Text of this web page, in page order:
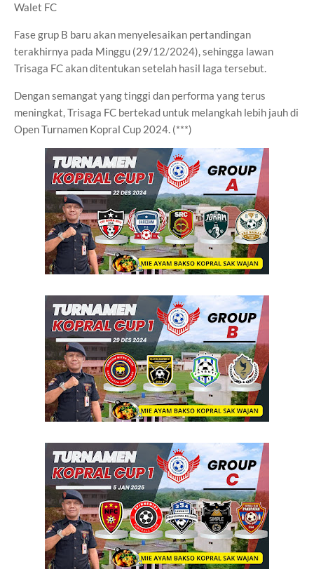
Walet FC
Fase grup B baru akan menyelesaikan pertandingan
terakhirnya pada Minggu (29/12/2024), sehingga lawan
Trisaga FC akan ditentukan setelah hasil laga tersebut.
Dengan semangat yang tinggi dan performa yang terus
meningkat, Trisaga FC bertekad untuk melangkah lebih jauh di
Open Turnamen Kopral Cup 2024. (***)